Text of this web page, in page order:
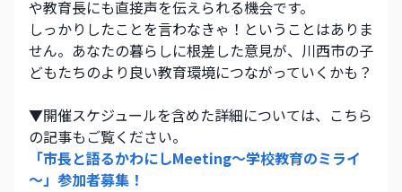
や教育長にも直接声を伝えられる機会です。
しっかりしたことを言わなきゃ！ということはありま
せん。あなたの暮らしに根差した意見が、川西市の子
どもたちのより良い教育環境につながっていくかも？
▼開催スケジュールを含めた詳細については、こちら
の記事もご覧ください。
「市長と語るかわにしMeeting～学校教育のミライ
～」参加者募集！